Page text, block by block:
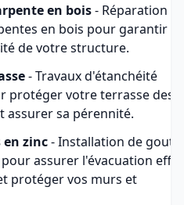
en bois- Réparation et
en bois pour garantir la
de votre structure.
- Travaux d'étanchéité
protéger votre terrasse des
assurer sa pérennité.
en zinc- Installation de
assurer l'évacuation
protéger vos murs et